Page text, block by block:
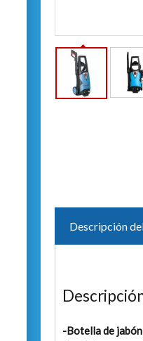
Descripción
-Botella de